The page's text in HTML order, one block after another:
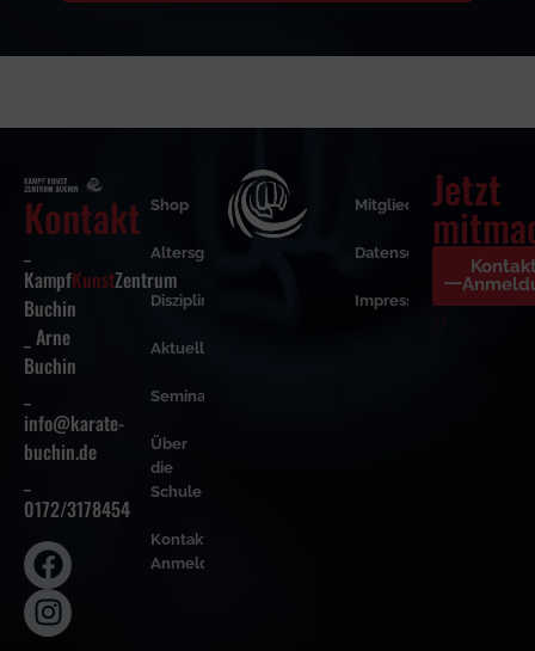
Kontakt
KampfKunstZentrum
Buchin
_ Arne
Buchin
info@karate-
buchin.de
0172/3178454
Shop
Altersgruppen
Disziplinen
Aktuelles
Seminare
Über
die
Schule
Kontakt &
Anmeldung
Mitgliederbereich
Datenschutzerklärung
Impressum
Jetzt